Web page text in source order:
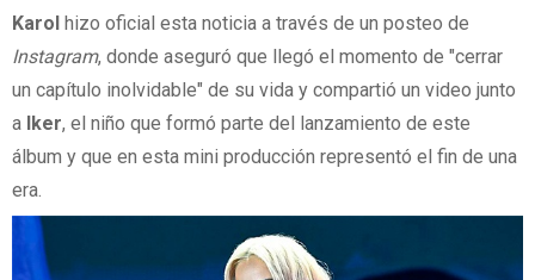
Karol hizo oficial esta noticia a través de un posteo de
Instagram, donde aseguró que llegó el momento de "cerrar
un capítulo inolvidable" de su vida y compartió un video junto
a Iker, el niño que formó parte del lanzamiento de este
álbum y que en esta mini producción representó el fin de una
era.